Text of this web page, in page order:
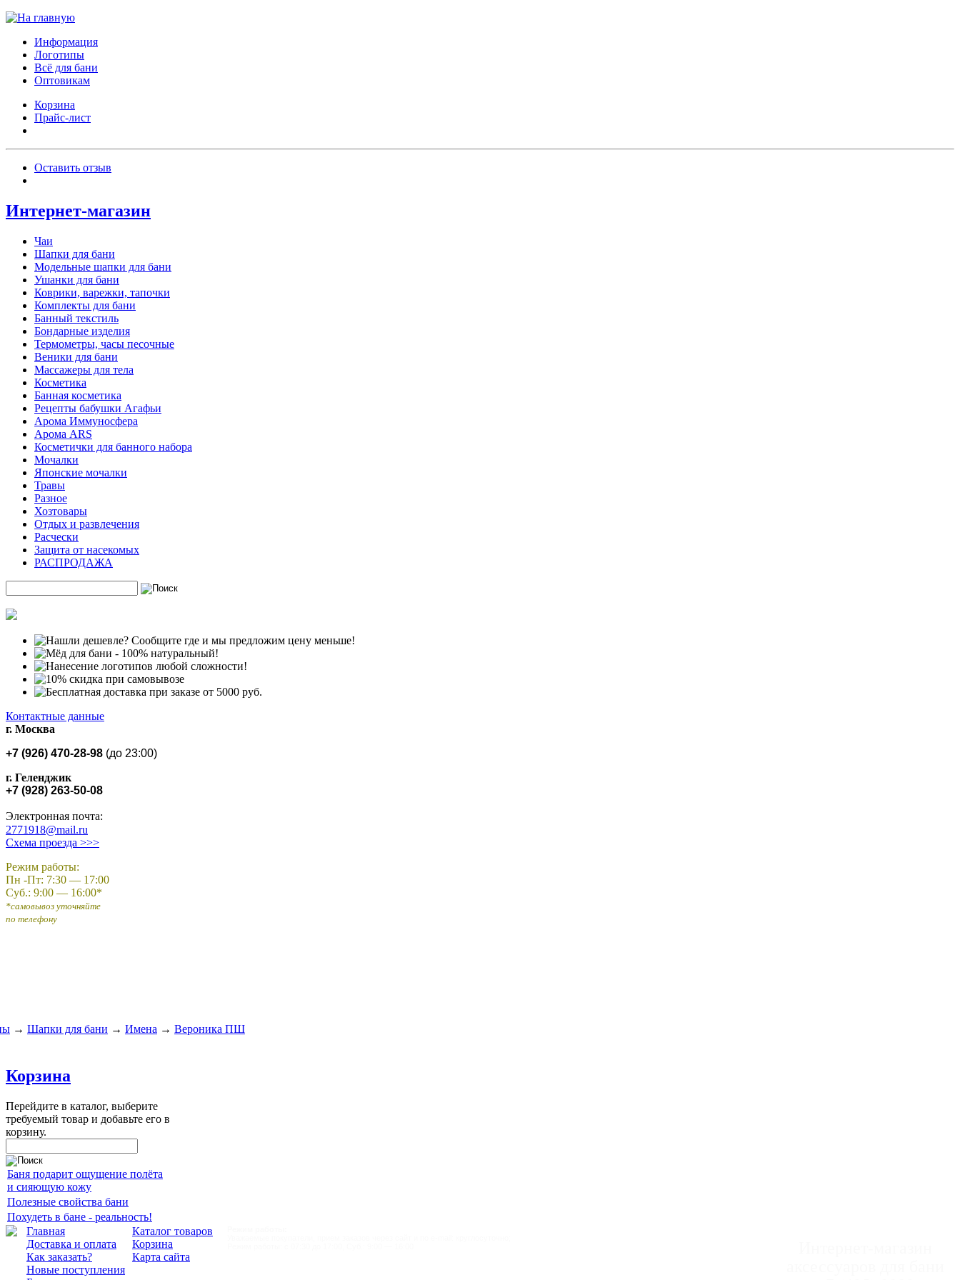
Информация
Логотипы
Всё для бани
Оптовикам
Корзина
Прайс-лист
Оставить отзыв
Интернет-магазин
Чаи
Шапки для бани
Модельные шапки для бани
Ушанки для бани
Коврики, варежки, тапочки
Комплекты для бани
Банный текстиль
Бондарные изделия
Термометры, часы песочные
Веники для бани
Массажеры для тела
Косметика
Банная косметика
Рецепты бабушки Агафьи
Арома Иммуносфера
Арома ARS
Косметички для банного набора
Мочалки
Японские мочалки
Травы
Разное
Хозтовары
Отдых и развлечения
Расчески
Защита от насекомых
РАСПРОДАЖА
Контактные данные
г. Москва
+7 (926) 470-28-98 (до 23:00)
г. Геленджик
+7 (928) 263-50-08
Электронная почта:
2771918@mail.ru
Схема проезда >>>
Режим работы:
Пн -Пт: 7:30 — 17:00
Суб.: 9:00 — 16:00*
*самовывоз уточняйте
по телефону
→ Шапки для бани → Имена → Вероника ПШ
Корзина
Перейдите в каталог, выберите
требуемый товар и добавьте его в
корзину.
Баня подарит ощущение полёта
и сияющую кожу
Полезные свойства бани
Похудеть в бане - реальность!
Главная
Доставка и оплата
Как заказать?
Новые поступления
Каталог товаров
Корзина
Карта сайта